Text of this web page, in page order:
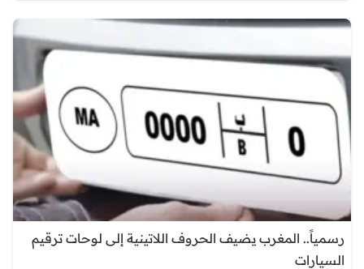
رسمياً.. المغرب يضيف الحروف اللاتينية إلى لوحات ترقيم
السيارات